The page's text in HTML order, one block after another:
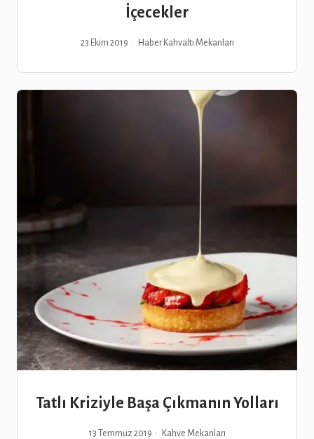
İçecekler
23 Ekim 2019 Haber Kahvaltı Mekanları
Tatlı Kriziyle Başa Çıkmanın Yolları
13 Temmuz 2019 Kahve Mekanları